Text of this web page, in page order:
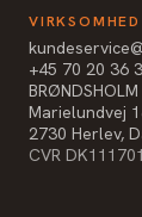
VIRKSOMHED
+45 70 20 36
Marielundvej
2730 Herlev,
CVR